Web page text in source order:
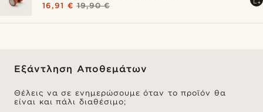
16,91 € 19,90 €
Εξάντληση Αποθεμάτων
Θέλεις να σε ενημερώσουμε όταν το προϊόν θα
είναι και πάλι διαθέσιμο;